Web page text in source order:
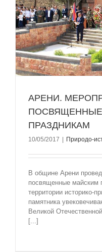
АРЕНИ.
ПРАЗДНИКАМ
10/05/2017 | Природо-
В общине Арени
посвященные майским
территории историко-
памятника
Великой
[...]